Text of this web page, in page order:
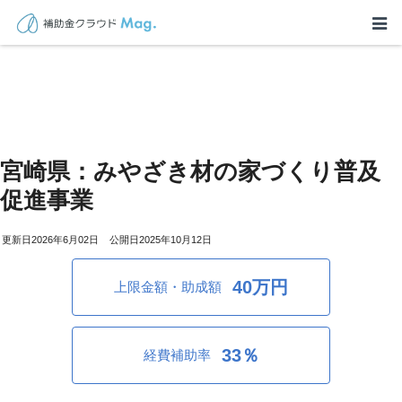
宮崎県：みやざき材の家づくり普及
促進事業
2026年6月02日 2025年10月12日
上限金額・助成額 40万円
経費補助率 33％